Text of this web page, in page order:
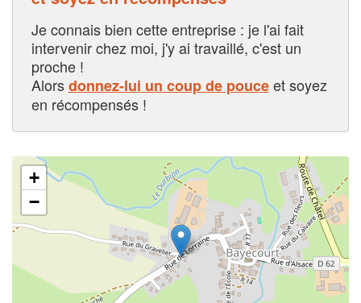
Je connais bien cette entreprise : je l'ai fait
intervenir chez moi, j'y ai travaillé, c'est un
proche !
Alorsdonnez-lui un coup de pouceet soyez
en récompensés !
+
−